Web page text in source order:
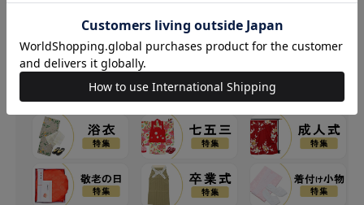
以内、未開封・未使用に限り可能です。
詳しくはこちら